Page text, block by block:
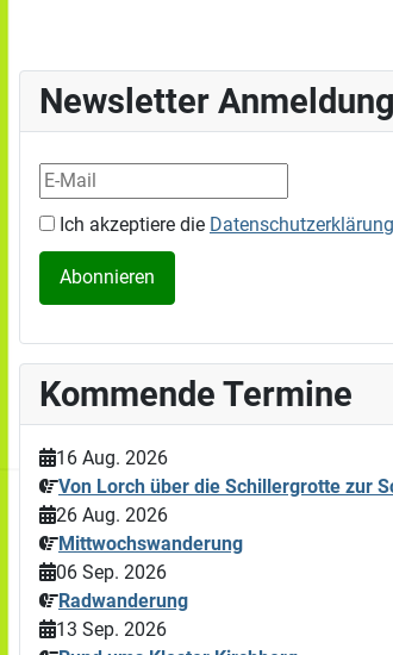
Newsletter Anmeldung
Ich akzeptiere die Datenschutzerklärung
Kommende Termine
16 Aug. 2026
Von Lorch über die Schillergrotte zur
26 Aug. 2026
Mittwochswanderung
06 Sep. 2026
Radwanderung
13 Sep. 2026